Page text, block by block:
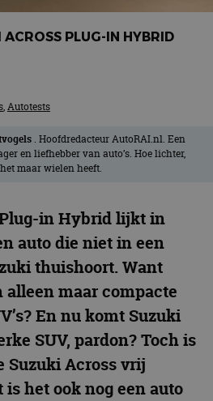
PLUG-IN HYBRID
,Autotests
. Hoofdredacteur AutoRAI.nl. Een
en liefhebber van auto’s. Hoe lichter,
maar wielen heeft.
in Hybrid lijkt in
auto die niet in een
thuishoort. Want
alleen maar compacte
En nu komt Suzuki
SUV, pardon? Toch is
Suzuki Across vrij
het ook nog een auto